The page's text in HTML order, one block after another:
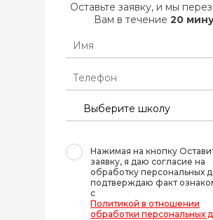
Оставьте заявку, и мы
Вам в течение 20
Нажимая на кнопку
заявку, я даю согласие на
обработку персональных
подтверждаю факт
с
Политикой в отношении
обработки персональных